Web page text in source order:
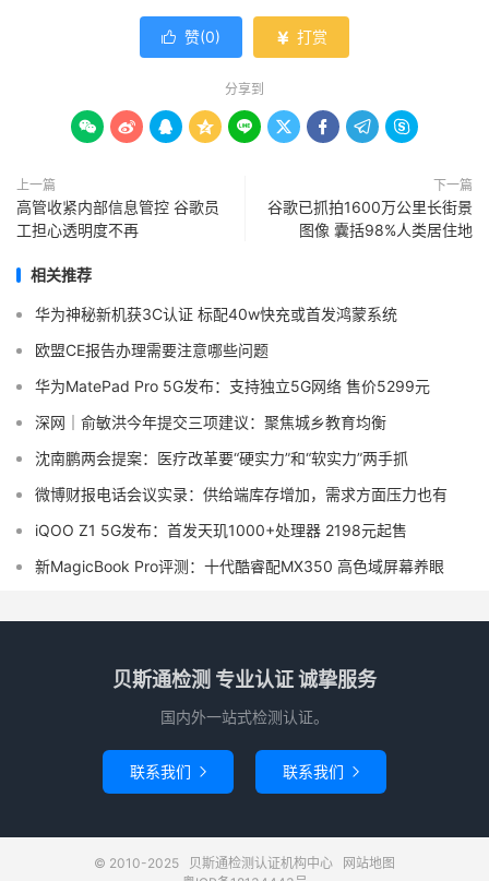
 赞(0)  打赏
分享到
        
上一篇
高管收紧内部信息管控 谷歌员
工担心透明度不再
下一篇
谷歌已抓拍1600万公里长街景
图像 囊括98%人类居住地
相关推荐
华为神秘新机获3C认证 标配40w快充或首发鸿蒙系统
欧盟CE报告办理需要注意哪些问题
华为MatePad Pro 5G发布：支持独立5G网络 售价5299元
深网｜俞敏洪今年提交三项建议：聚焦城乡教育均衡
沈南鹏两会提案：医疗改革要“硬实力”和“软实力”两手抓
微博财报电话会议实录：供给端库存增加，需求方面压力也有
iQOO Z1 5G发布：首发天玑1000+处理器 2198元起售
新MagicBook Pro评测：十代酷睿配MX350 高色域屏幕养眼
贝斯通检测 专业认证 诚挚服务
国内外一站式检测认证。
联系我们  联系我们 
© 2010-2025 贝斯通检测认证机构中心
网站地图